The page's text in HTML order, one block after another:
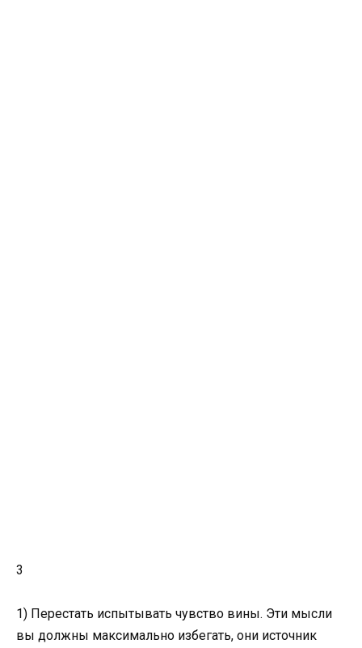
3
1) Перестать испытывать чувство вины. Эти мысли
вы должны максимально избегать, они источник